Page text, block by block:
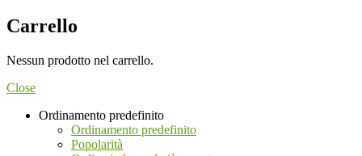
Carrello
Nessun prodotto nel carrello.
Close
Ordinamento predefinito
Ordinamento predefinito
Popolarità